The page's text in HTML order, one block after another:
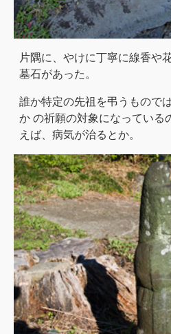
片隅に、やけに丁寧に線香や
墓石があった。
誰か特定の先祖を弔うもので
か の祈願の対象になっている
えば、病気が治るとか。